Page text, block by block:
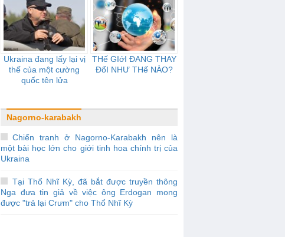
Ukraina đang lấy lại vị
thế của một cường
quốc tên lửa
THế GIớI ĐANG THAY
ĐổI NHƯ THế NÀO?
Nagorno-karabakh
Chiến tranh ở Nagorno-Karabakh nên là
một bài học lớn cho giới tinh hoa chính trị của
Ukraina
Tại Thổ Nhĩ Kỳ, đã bắt được truyền thông
Nga đưa tin giả về việc ông Erdogan mong
được "trả lại Crưm" cho Thổ Nhĩ Kỳ